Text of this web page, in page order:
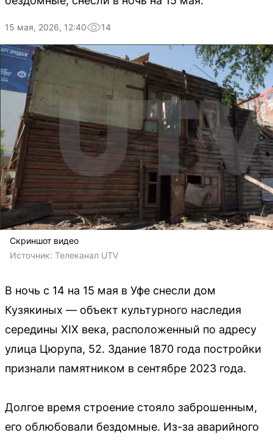
15 мая, 2026, 12:40 14
Скриншот видео
Источник: Телеканал UTV
В ночь с 14 на 15 мая в Уфе снесли дом
Кузякиных — объект культурного наследия
середины XIX века, расположенный по адресу
улица Цюрупа, 52. Здание 1870 года постройки
признали памятником в сентябре 2023 года.
Долгое время строение стояло заброшенным,
его облюбовали бездомные. Из-за аварийного